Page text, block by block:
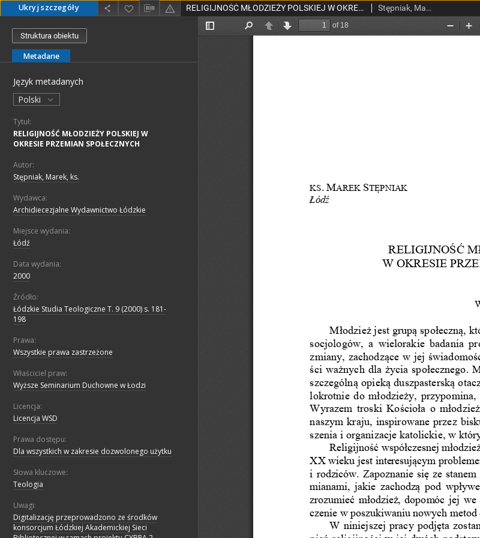
Ukryj szczegóły RELIGIJNOŚĆ MŁODZIEŻY POLSKIEJ W OKRESIE PRZEMIAN SPOŁECZNYCH Stępniak, Marek, ks.
Struktura obiektu
Metadane
Język metadanych
Polski
Tytuł:
RELIGIJNOŚĆ MŁODZIEŻY POLSKIEJ W
OKRESIE PRZEMIAN SPOŁECZNYCH
Autor:
Stępniak, Marek, ks.
Wydawca:
Archidiecezjalne Wydawnictwo Łódzkie
Miejsce wydania:
Łódź
Data wydania:
2000
Źródło:
Łódzkie Studia Teologiczne T. 9 (2000) s. 181-
198
Prawa:
Wszystkie prawa zastrzeżone
Właściciel praw:
Wyższe Seminarium Duchowne w Łodzi
Licencja:
Licencja WSD
Prawa dostępu:
Dla wszystkich w zakresie dozwolonego użytku
Słowa kluczowe:
Teologia
Uwagi:
Digitalizację przeprowadzono ze środków
konsorcjum Łódzkiej Akademickiej Sieci